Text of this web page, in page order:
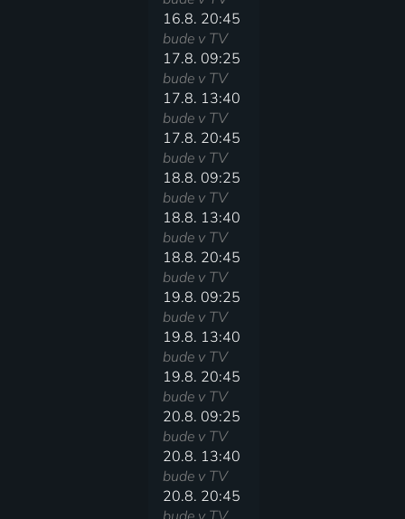
16.8. 20:45
bude v TV
17.8. 09:25
bude v TV
17.8. 13:40
bude v TV
17.8. 20:45
bude v TV
18.8. 09:25
bude v TV
18.8. 13:40
bude v TV
18.8. 20:45
bude v TV
19.8. 09:25
bude v TV
19.8. 13:40
bude v TV
19.8. 20:45
bude v TV
20.8. 09:25
bude v TV
20.8. 13:40
bude v TV
20.8. 20:45